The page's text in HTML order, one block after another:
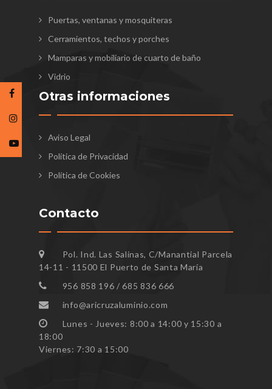
Puertas, ventanas y mosquiteras
Cerramientos, techos y porches
Mamparas y mobiliario de cuarto de baño
Vidrio
Otras informaciones
Aviso Legal
Política de Privacidad
Política de Cookies
Contacto
Pol. Ind. Las Salinas, C/Manantial Parcela
14-11 - 11500 El Puerto de Santa María
956 858 196 / 685 836 666
info@aricruzaluminio.com
Lunes - Jueves: 8:00 a 14:00 y 15:30 a
18:00
Viernes: 7:30 a 15:00